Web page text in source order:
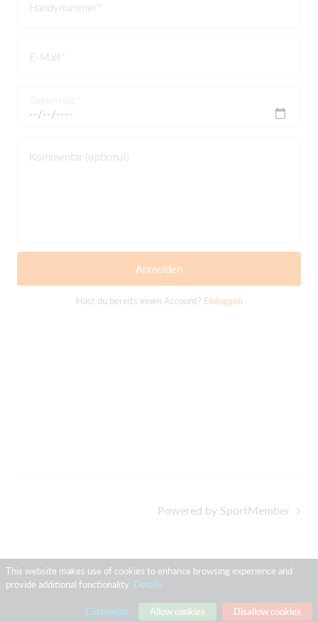
Handynummer
E-Mail
Kommentar (optional)
Anmelden
Hast du bereits einen Account? Einloggen
Powered by SportMember
This website makes use of cookies to enhance browsing experience and
provide additional functionality. Details
Disallow cookies
Allow cookies
Customize